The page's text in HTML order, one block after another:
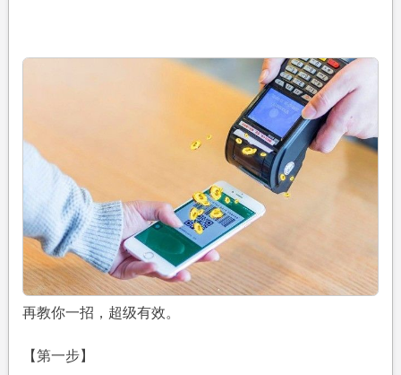
再教你一招，超级有效。
【第一步】